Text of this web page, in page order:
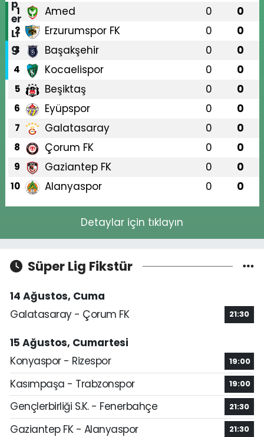
1 Amed 0 0
2 Erzurumspor FK 0 0
3 Başakşehir 0 0
4 Kocaelispor 0 0
5 Beşiktaş 0 0
6 Eyüpspor 0 0
7 Galatasaray 0 0
8 Çorum FK 0 0
9 Gaziantep FK 0 0
10 Alanyaspor 0 0
Detaylar için tıklayın
Süper Lig Fikstür
14 Ağustos, Cuma
Galatasaray - Çorum FK
21:30
15 Ağustos, Cumartesi
Konyaspor - Rizespor
19:00
Kasımpaşa - Trabzonspor 19:00
Gençlerbirliği S.K. - Fenerbahçe 21:30
Gaziantep FK - Alanyaspor 21:30